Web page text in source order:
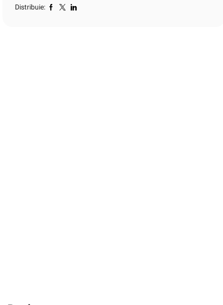
Distribuie: